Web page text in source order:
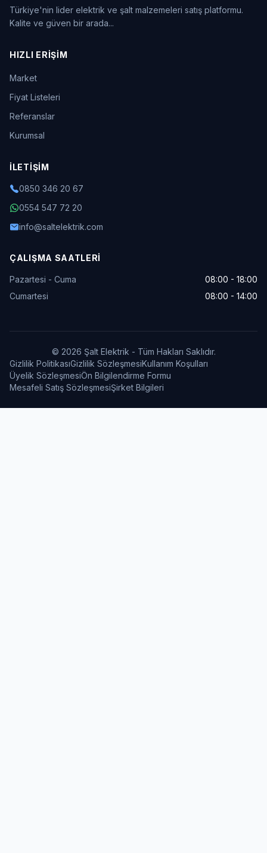
Türkiye'nin lider elektrik ve şalt malzemeleri satış platformu.
Kalite ve güven bir arada...
HIZLI ERIŞIM
Market
Fiyat Listeleri
Referanslar
Kurumsal
İLETIŞIM
0850 346 20 67
0554 547 72 20
info@saltelektrik.com
ÇALIŞMA SAATLERI
Pazartesi - Cuma
08:00 - 18:00
Cumartesi
08:00 - 14:00
© 2026 Şalt Elektrik - Tüm Hakları Saklıdır.
Gizlilik PolitikasıGizlilik SözleşmesiKullanım Koşulları
Üyelik SözleşmesiÖn Bilgilendirme Formu
Mesafeli Satış SözleşmesiŞirket Bilgileri